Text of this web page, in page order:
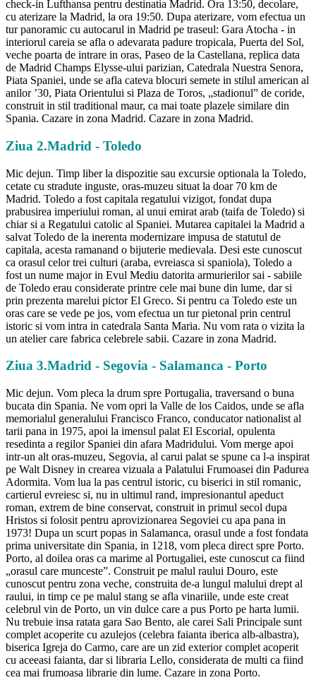
check-in Lufthansa pentru destinatia Madrid. Ora 13:50, decolare,
cu aterizare la Madrid, la ora 19:50. Dupa aterizare, vom efectua un
tur panoramic cu autocarul in Madrid pe traseul: Gara Atocha - in
interiorul careia se afla o adevarata padure tropicala, Puerta del Sol,
veche poarta de intrare in oras, Paseo de la Castellana, replica data
de Madrid Champs Elysse-ului parizian, Catedrala Nuestra Senora,
Piata Spaniei, unde se afla cateva blocuri semete in stilul american al
anilor ’30, Piata Orientului si Plaza de Toros, „stadionul” de coride,
construit in stil traditional maur, ca mai toate plazele similare din
Spania. Cazare in zona Madrid. Cazare in zona Madrid.
Ziua 2.Madrid - Toledo
Mic dejun. Timp liber la dispozitie sau excursie optionala la Toledo,
cetate cu stradute inguste, oras-muzeu situat la doar 70 km de
Madrid. Toledo a fost capitala regatului vizigot, fondat dupa
prabusirea imperiului roman, al unui emirat arab (taifa de Toledo) si
chiar si a Regatului catolic al Spaniei. Mutarea capitalei la Madrid a
salvat Toledo de la inerenta modernizare impusa de statutul de
capitala, acesta ramanand o bijuterie medievala. Desi este cunoscut
ca orasul celor trei culturi (araba, evreiasca si spaniola), Toledo a
fost un nume major in Evul Mediu datorita armurierilor sai - sabiile
de Toledo erau considerate printre cele mai bune din lume, dar si
prin prezenta marelui pictor El Greco. Si pentru ca Toledo este un
oras care se vede pe jos, vom efectua un tur pietonal prin centrul
istoric si vom intra in catedrala Santa Maria. Nu vom rata o vizita la
un atelier care fabrica celebrele sabii. Cazare in zona Madrid.
Ziua 3.Madrid - Segovia - Salamanca - Porto
Mic dejun. Vom pleca la drum spre Portugalia, traversand o buna
bucata din Spania. Ne vom opri la Valle de los Caidos, unde se afla
memorialul generalului Francisco Franco, conducator nationalist al
tarii pana in 1975, apoi la imensul palat El Escorial, opulenta
resedinta a regilor Spaniei din afara Madridului. Vom merge apoi
intr-un alt oras-muzeu, Segovia, al carui palat se spune ca l-a inspirat
pe Walt Disney in crearea vizuala a Palatului Frumoasei din Padurea
Adormita. Vom lua la pas centrul istoric, cu biserici in stil romanic,
cartierul evreiesc si, nu in ultimul rand, impresionantul apeduct
roman, extrem de bine conservat, construit in primul secol dupa
Hristos si folosit pentru aprovizionarea Segoviei cu apa pana in
1973! Dupa un scurt popas in Salamanca, orasul unde a fost fondata
prima universitate din Spania, in 1218, vom pleca direct spre Porto.
Porto, al doilea oras ca marime al Portugaliei, este cunoscut ca fiind
„orasul care munceste”. Construit pe malul raului Douro, este
cunoscut pentru zona veche, construita de-a lungul malului drept al
raului, in timp ce pe malul stang se afla vinariile, unde este creat
celebrul vin de Porto, un vin dulce care a pus Porto pe harta lumii.
Nu trebuie insa ratata gara Sao Bento, ale carei Sali Principale sunt
complet acoperite cu azulejos (celebra faianta iberica alb-albastra),
biserica Igreja do Carmo, care are un zid exterior complet acoperit
cu aceeasi faianta, dar si libraria Lello, considerata de multi ca fiind
cea mai frumoasa librarie din lume. Cazare in zona Porto.